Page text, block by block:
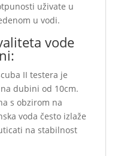
uživate u
u vodi.
vode
II testera je
dubini od 10cm.
s obzirom na
voda često izlaže
na stabilnost